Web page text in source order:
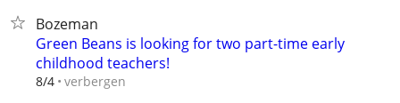
Bozeman
Green Beans is looking for two part-time early
childhood teachers!
8/4 verbergen